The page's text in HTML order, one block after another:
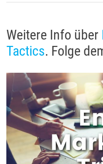
Weitere Info über
Tactics. Folge